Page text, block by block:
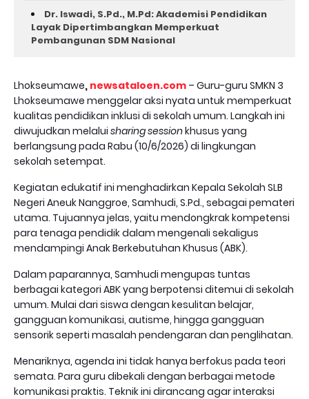
Dr. Iswadi, S.Pd., M.Pd: Akademisi Pendidikan
Layak Dipertimbangkan Memperkuat
Pembangunan SDM Nasional
Lhokseumawe, newsataloen.com – Guru-guru SMKN 3
Lhokseumawe menggelar aksi nyata untuk memperkuat
kualitas pendidikan inklusi di sekolah umum. Langkah ini
diwujudkan melalui sharing sessionkhusus yang
berlangsung pada Rabu (10/6/2026) di lingkungan
sekolah setempat.
Kegiatan edukatif ini menghadirkan Kepala Sekolah SLB
Negeri Aneuk Nanggroe, Samhudi, S.Pd., sebagai pemateri
utama. Tujuannya jelas, yaitu mendongkrak kompetensi
para tenaga pendidik dalam mengenali sekaligus
mendampingi Anak Berkebutuhan Khusus (ABK).
Dalam paparannya, Samhudi mengupas tuntas
berbagai kategori ABK yang berpotensi ditemui di sekolah
umum. Mulai dari siswa dengan kesulitan belajar,
gangguan komunikasi, autisme, hingga gangguan
sensorik seperti masalah pendengaran dan penglihatan.
Menariknya, agenda ini tidak hanya berfokus pada teori
semata. Para guru dibekali dengan berbagai metode
komunikasi praktis. Teknik ini dirancang agar interaksi